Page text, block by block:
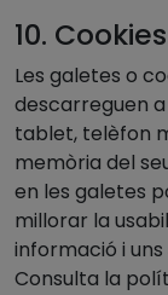
10. Cookies
Les galetes o
descarreguen a
tablet, telèfon
memòria del
en les galetes
millorar la
informació i
Consulta la